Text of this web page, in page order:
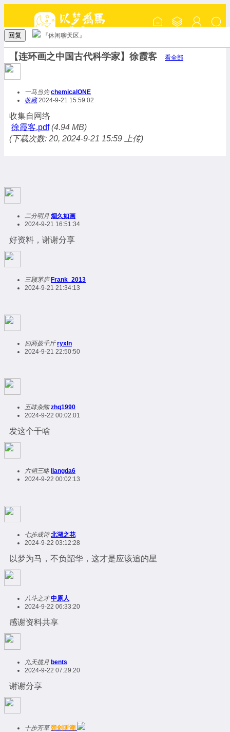
回复 『休闲聊天区』
【连环画之中国古代科学家】徐霞客 看全部
一马当先 chemicalONE
收藏2024-9-21 15:59:02
收集自网络
徐霞客.pdf (4.94 MB)
(下载次数: 20, 2024-9-21 15:59 上传)
二分明月 烟久如画
2024-9-21 16:51:34
好资料，谢谢分享
三顾茅庐 Frank_2013
2024-9-21 21:34:13
四两拨千斤 ryxln
2024-9-21 22:50:50
五味杂陈 zhq1990
2024-9-22 00:02:01
发这个干啥
六韬三略 liangda6
2024-9-22 00:02:13
七步成诗 北湖之花
2024-9-22 03:12:28
以梦为马，不负韶华，这才是应该追的星
八斗之才 中原人
2024-9-22 06:33:20
感谢资料共享
九天揽月 bents
2024-9-22 07:29:20
谢谢分享
十步芳草 弹剑听潮